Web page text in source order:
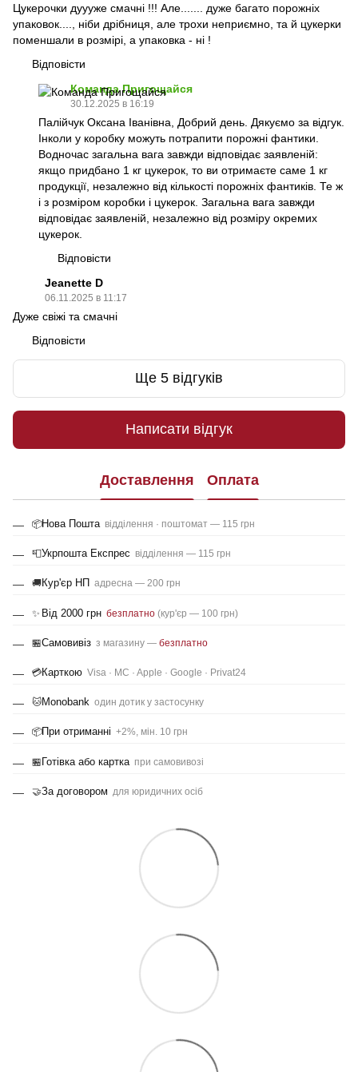
Цукерочки дуууже смачні !!! Але....... дуже багато порожніх
упаковок...., ніби дрібниця, але трохи неприємно, та й цукерки
поменшали в розмірі, а упаковка - ні !
Відповісти
Команда Пригощайся
30.12.2025 в 16:19
Палійчук Оксана Іванівна, Добрий день. Дякуємо за відгук.
Інколи у коробку можуть потрапити порожні фантики.
Водночас загальна вага завжди відповідає заявленій:
якщо придбано 1 кг цукерок, то ви отримаєте саме 1 кг
продукції, незалежно від кількості порожніх фантиків. Те ж
і з розміром коробки і цукерок. Загальна вага завжди
відповідає заявленій, незалежно від розміру окремих
цукерок.
Відповісти
Jeanette D
06.11.2025 в 11:17
Дуже свіжі та смачні
Відповісти
Ще 5 відгуків
Написати відгук
Доставлення Оплата
📦Нова Пошта відділення · поштомат — 115 грн
📮Укрпошта Експрес відділення — 115 грн
🚚Кур'єр НП адресна — 200 грн
✨ Від 2000 грн безплатно (кур'єр — 100 грн)
🏪Самовивіз з магазину — безплатно
💳Карткою Visa · MC · Apple · Google · Privat24
🐱Monobank один дотик у застосунку
📦При отриманні +2%, мін. 10 грн
🏪Готівка або картка при самовивозі
🤝За договором для юридичних осіб